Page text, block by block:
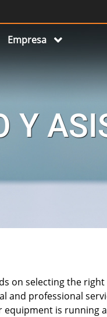
Empresa
Y
on selecting the
and professional
is running